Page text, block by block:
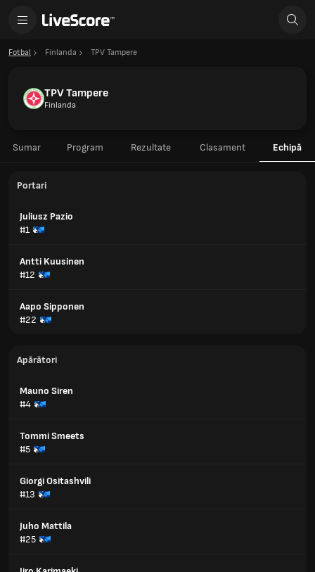
Fotbal Finlanda TPV Tampere
TPV Tampere
Finlanda
Sumar Program Rezultate Clasament Echipă
Portari
Juliusz Pazio
#1
Antti Kuusinen
#12
Aapo Sipponen
#22
Apărători
Mauno Siren
#4
Tommi Smeets
#5
Giorgi Ositashvili
#13
Juho Mattila
#25